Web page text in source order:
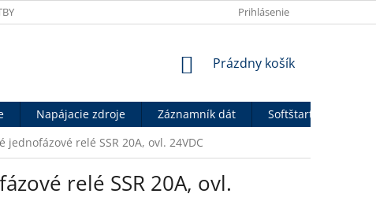
VÝHODY PRE B2B PARTNEROV
Prihlásenie
NÁKUPNÝ
Prázdny košík
Napájacie zdroje Záznamník dát Softštartéry
jednofázové relé SSR 20A, ovl. 24VDC
relé SSR 20A, ovl.